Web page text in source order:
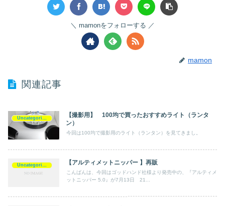
mamonをフォローする
mamon
関連記事
【撮影用】 100均で買ったおすすめライト（ランタ
ン）
今回は100均で撮影用のライト（ランタン）を見てきまし。
Uncategorized 【アルティメットニッパー 】再販
こんばんは、今回はゴッドハンド社様より発売中の、『アルティメ
ットニッパー 5.0』が7月13日 21...